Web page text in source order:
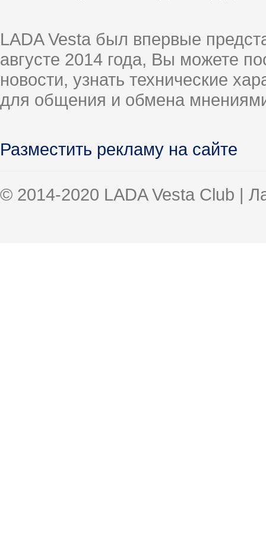
LADA Vesta был впервые
августе 2014 года, Вы можете
новости, узнать технические
для общения и обмена
Разместить рекламу на сайте
© 2014-2020 LADA Vesta Club |